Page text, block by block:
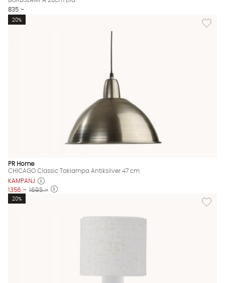
835 :-
Lägg
20%
PR Home
CHICAGO Classic Taklampa Antiksilver 47 cm
KAMPANJ
1356 :- 1695 :-
Lägg
20%